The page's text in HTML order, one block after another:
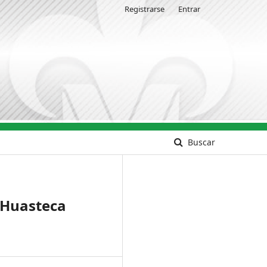
Buscar
Registrarse Entrar